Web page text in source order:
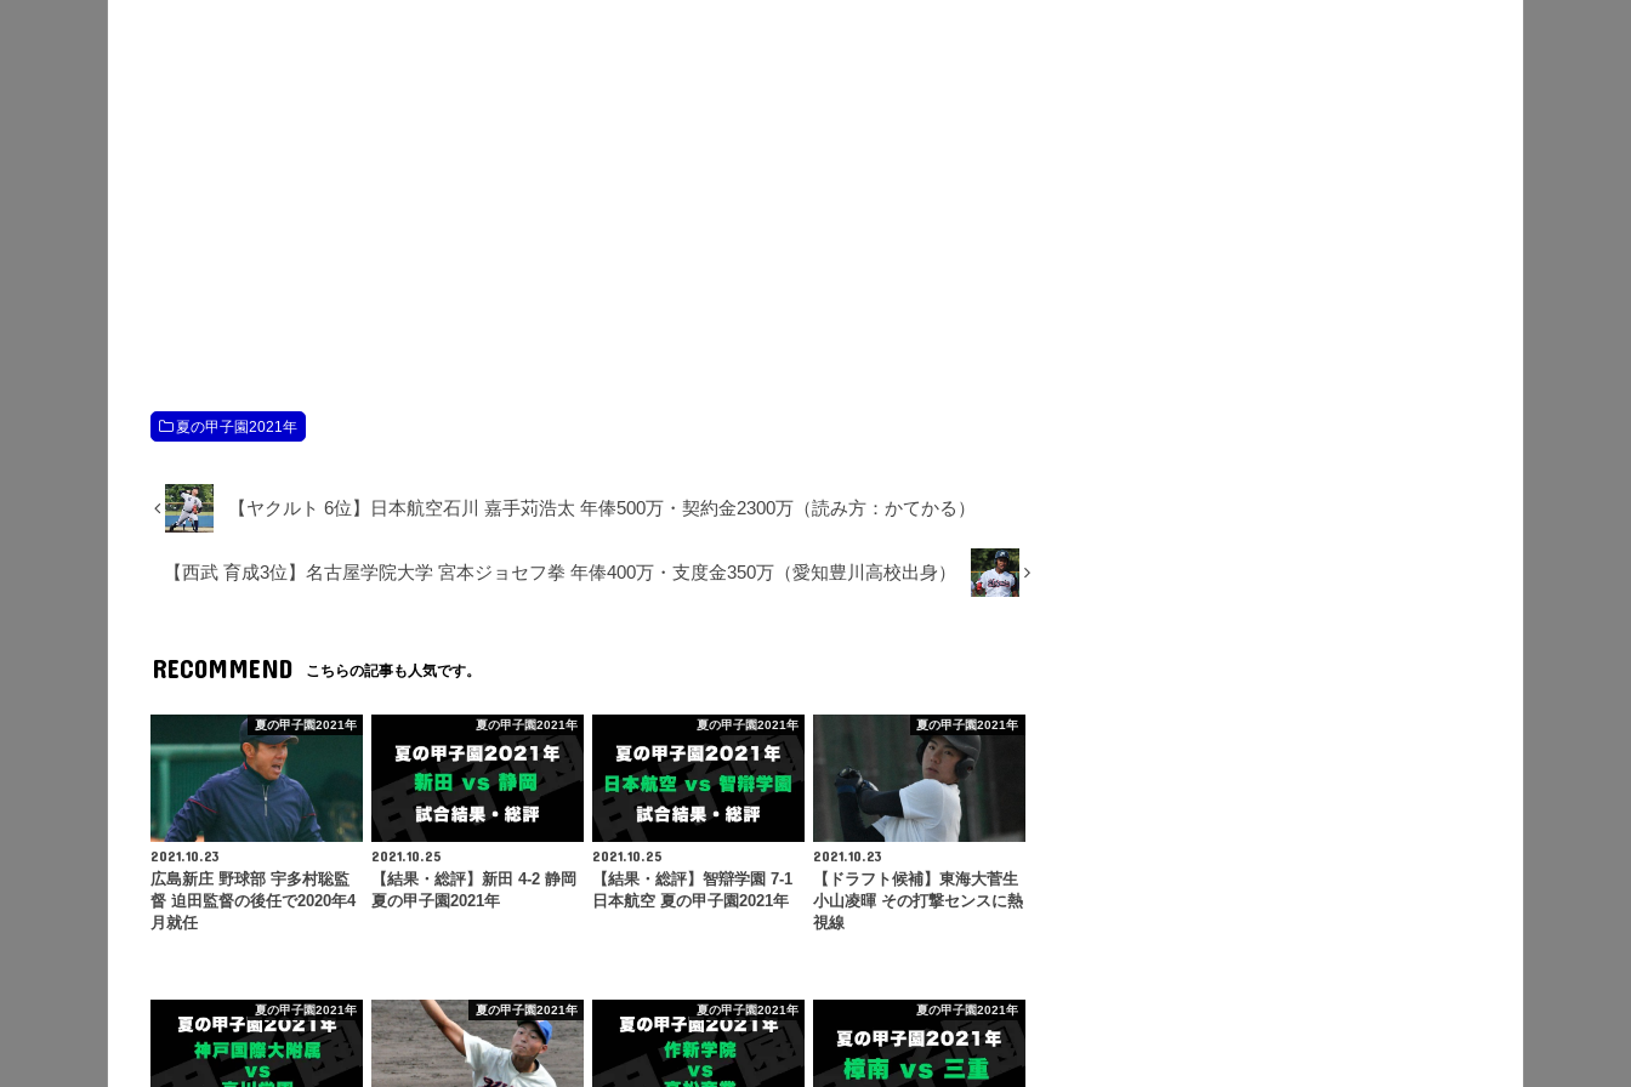
夏の甲子園2021年
【ヤクルト 6位】日本航空石川 嘉手苅浩太 年俸500万・契約金2300万（読み方：かてかる）
【西武 育成3位】名古屋学院大学 宮本ジョセフ拳 年俸400万・支度金350万（愛知豊川高校出身）
RECOMMEND こちらの記事も人気です。
夏の甲子園2021年
2021.10.23
広島新庄 野球部 宇多村聡監
督 迫田監督の後任で2020年4
月就任
夏の甲子園2021年
2021.10.25
【結果・総評】新田 4-2 静岡
夏の甲子園2021年
夏の甲子園2021年
2021.10.25
【結果・総評】智辯学園 7-1
日本航空 夏の甲子園2021年
夏の甲子園2021年
2021.10.23
【ドラフト候補】東海大菅生
小山凌暉 その打撃センスに熱
視線
夏の甲子園2021年 夏の甲子園2021年 夏の甲子園2021年 夏の甲子園2021年